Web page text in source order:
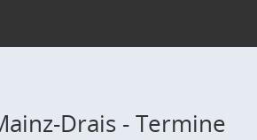
Drais - Termine